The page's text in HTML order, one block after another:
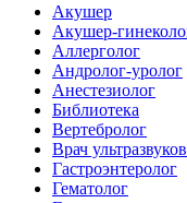
Акушер
Акушер-
Аллерголог
Андролог-уролог
Анестезиолог
Библиотека
Вертебролог
Врач
Гастроэнтеролог
Гематолог